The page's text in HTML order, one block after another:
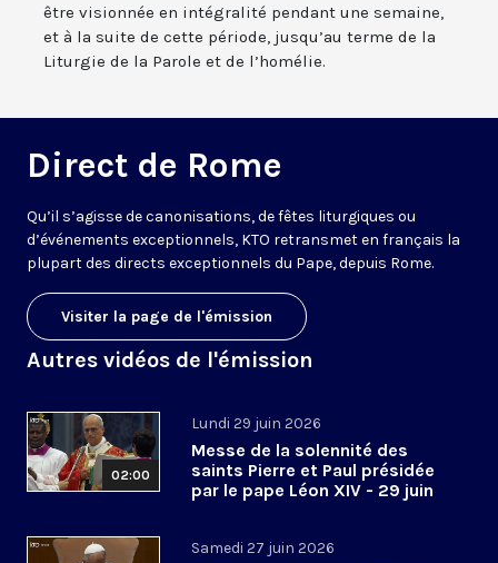
être visionnée en intégralité pendant une semaine,
et à la suite de cette période, jusqu’au terme de la
Liturgie de la Parole et de l’homélie.
Direct de Rome
Qu’il s’agisse de canonisations, de fêtes liturgiques ou
d’événements exceptionnels, KTO retransmet en français la
plupart des directs exceptionnels du Pape, depuis Rome.
Visiter la page de l'émission
Autres vidéos de l'émission
02:00
Lundi 29 juin 2026
Messe de la solennité des
saints Pierre et Paul présidée
par le pape Léon XIV - 29 juin
Samedi 27 juin 2026